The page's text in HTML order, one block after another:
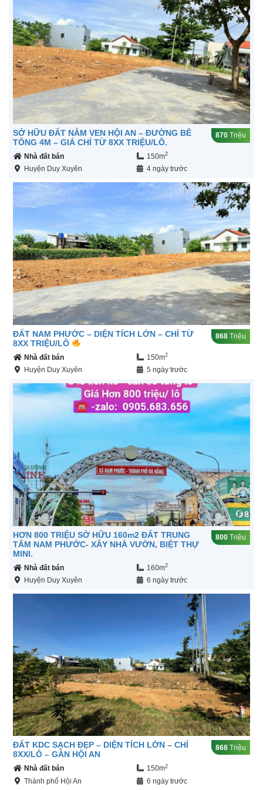
SỞ HỮU ĐẤT NẰM VEN HỘI AN – ĐƯỜNG BÊ
TÔNG 4M – GIÁ CHỈ TỪ 8XX TRIỆU/LÔ.
870 Triệu
Nhà đất bán 150m2
Huyện Duy Xuyên 4 ngày trước
ĐẤT NAM PHƯỚC – DIỆN TÍCH LỚN – CHỈ TỪ
8XX TRIỆU/LÔ
868 Triệu
Nhà đất bán 150m2
Huyện Duy Xuyên 5 ngày trước
HƠN 800 TRIỆU SỞ HỮU 160m2 ĐẤT TRUNG
TÂM NAM PHƯỚC- XÂY NHÀ VƯỜN, BIỆT THỰ
MINI.
800 Triệu
Nhà đất bán 160m2
Huyện Duy Xuyên 6 ngày trước
ĐẤT KDC SẠCH ĐẸP – DIỆN TÍCH LỚN – CHỈ
8XX/LÔ – GẦN HỘI AN
868 Triệu
Nhà đất bán 150m2
Thành phố Hội An 6 ngày trước